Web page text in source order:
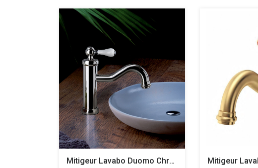
Mitigeur Lavabo Duomo Chrome